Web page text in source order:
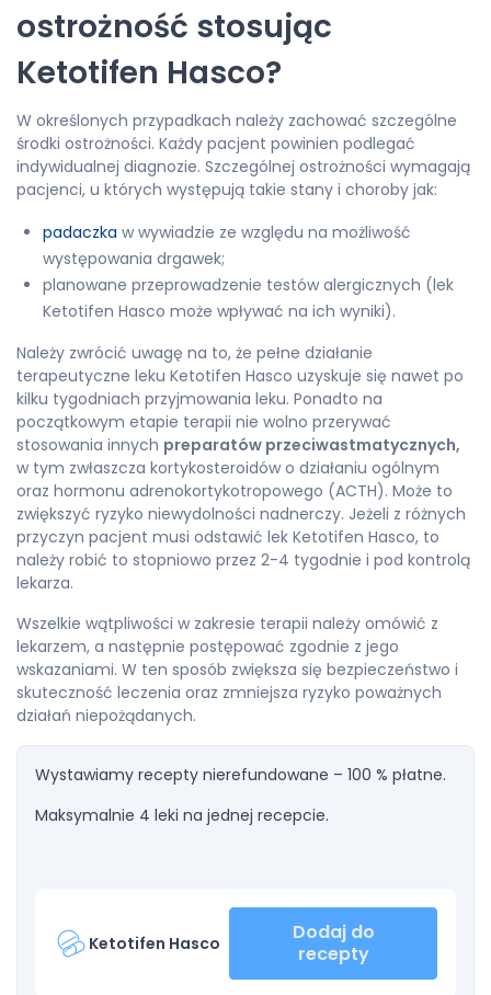
ostrożność stosując
Ketotifen Hasco?
W określonych przypadkach należy zachować szczególne
środki ostrożności. Każdy pacjent powinien podlegać
indywidualnej diagnozie. Szczególnej ostrożności wymagają
pacjenci, u których występują takie stany i choroby jak:
padaczka w wywiadzie ze względu na możliwość
występowania drgawek;
planowane przeprowadzenie testów alergicznych (lek
Ketotifen Hasco może wpływać na ich wyniki).
Należy zwrócić uwagę na to, że pełne działanie
terapeutyczne leku Ketotifen Hasco uzyskuje się nawet po
kilku tygodniach przyjmowania leku. Ponadto na
początkowym etapie terapii nie wolno przerywać
stosowania innych preparatów przeciwastmatycznych,
w tym zwłaszcza kortykosteroidów o działaniu ogólnym
oraz hormonu adrenokortykotropowego (ACTH). Może to
zwiększyć ryzyko niewydolności nadnerczy. Jeżeli z różnych
przyczyn pacjent musi odstawić lek Ketotifen Hasco, to
należy robić to stopniowo przez 2-4 tygodnie i pod kontrolą
lekarza.
Wszelkie wątpliwości w zakresie terapii należy omówić z
lekarzem, a następnie postępować zgodnie z jego
wskazaniami. W ten sposób zwiększa się bezpieczeństwo i
skuteczność leczenia oraz zmniejsza ryzyko poważnych
działań niepożądanych.
Wystawiamy recepty nierefundowane – 100 % płatne.
Maksymalnie 4 leki na jednej recepcie.
Ketotifen Hasco
Dodaj do
recepty